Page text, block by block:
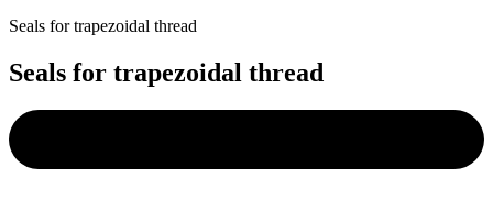
Seals for trapezoidal thread
Seals for trapezoidal thread